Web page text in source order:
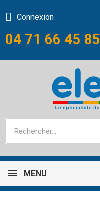
04 71 66 45 85
Connexion
MENU